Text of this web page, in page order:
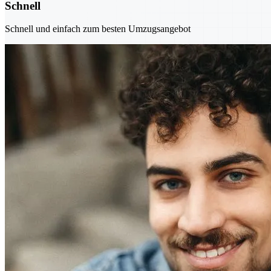
Schnell
Schnell und einfach zum besten Umzugsangebot